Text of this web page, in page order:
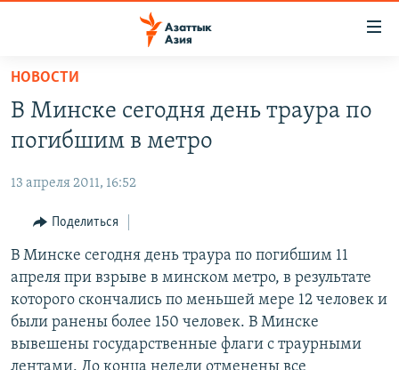
Вернуться
основному
содержанию
навигации
Вернутся
поиску
КАЗАХСТАН
УЗБЕКИСТАН
ТАДЖИКИСТАН
НОВОСТИ
НА ДРУГИХ ЯЗЫКАХ
ҚАЗАҚША
КЫРГЫЗЧА
ЎЗБЕКЧА
ТОҶИКӢ
TÜRKMENÇE
Все сайты РСЕ/РС
НОВОСТИ
В Минске сегодня день траура по
погибшим в метро
13 апреля 2011, 16:52
Поделиться
В Минске сегодня день траура по погибшим 11
апреля при взрыве в минском метро, в результате
которого скончались по меньшей мере 12 человек и
были ранены более 150 человек. В Минске
вывешены государственные флаги с траурными